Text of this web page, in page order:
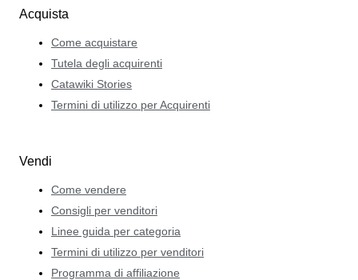
Acquista
Come acquistare
Tutela degli acquirenti
Catawiki Stories
Termini di utilizzo per Acquirenti
Vendi
Come vendere
Consigli per venditori
Linee guida per categoria
Termini di utilizzo per venditori
Programma di affiliazione